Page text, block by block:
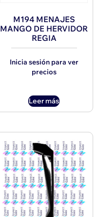
M194 MENAJES
MANGO DE HERVIDOR
REGIA
Inicia sesión para ver
precios
Leer más